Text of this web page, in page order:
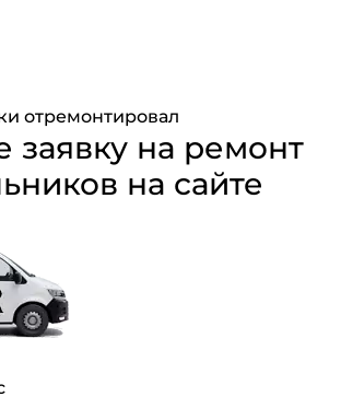
отремонтировал
заявку на ремонт
на сайте